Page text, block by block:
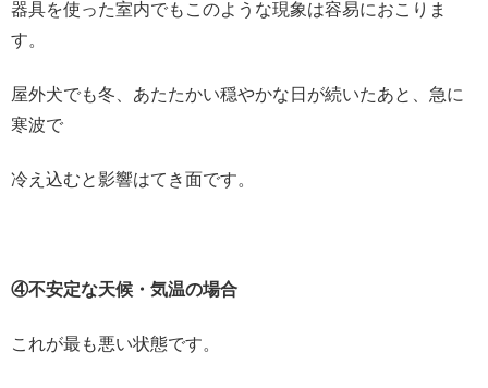
器具を使った室内でもこのような現象は容易におこりま
す。
屋外犬でも冬、あたたかい穏やかな日が続いたあと、急に
寒波で
冷え込むと影響はてき面です。
④不安定な天候・気温の場合
これが最も悪い状態です。